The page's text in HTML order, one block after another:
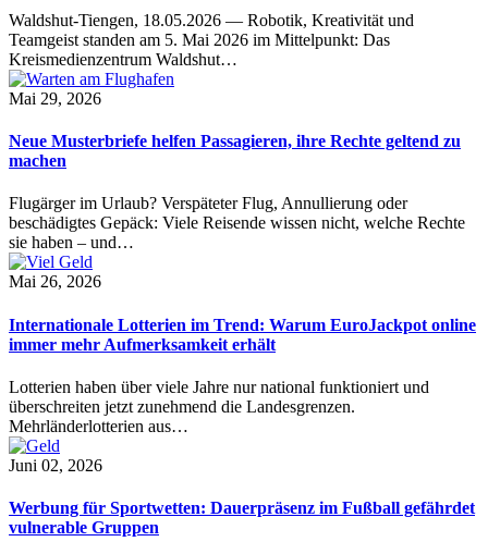
Waldshut-Tiengen, 18.05.2026 — Robotik, Kreativität und
Teamgeist standen am 5. Mai 2026 im Mittelpunkt: Das
Kreismedienzentrum Waldshut…
Mai 29, 2026
Neue Musterbriefe helfen Passagieren, ihre Rechte geltend zu
machen
Flugärger im Urlaub? Verspäteter Flug, Annullierung oder
beschädigtes Gepäck: Viele Reisende wissen nicht, welche Rechte
sie haben – und…
Mai 26, 2026
Internationale Lotterien im Trend: Warum EuroJackpot online
immer mehr Aufmerksamkeit erhält
Lotterien haben über viele Jahre nur national funktioniert und
überschreiten jetzt zunehmend die Landesgrenzen.
Mehrländerlotterien aus…
Juni 02, 2026
Werbung für Sportwetten: Dauerpräsenz im Fußball gefährdet
vulnerable Gruppen